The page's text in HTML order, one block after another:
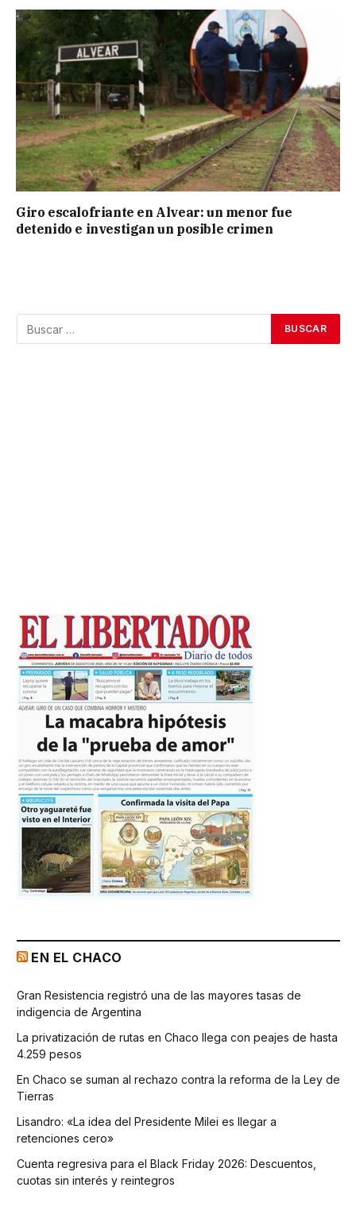
Giro escalofriante en Alvear: un menor fue
detenido e investigan un posible crimen
EN EL CHACO
Gran Resistencia registró una de las mayores tasas de
indigencia de Argentina
La privatización de rutas en Chaco llega con peajes de hasta
4.259 pesos
En Chaco se suman al rechazo contra la reforma de la Ley de
Tierras
Lisandro: «La idea del Presidente Milei es llegar a
retenciones cero»
Cuenta regresiva para el Black Friday 2026: Descuentos,
cuotas sin interés y reintegros